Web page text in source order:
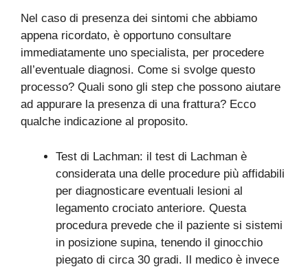
Nel caso di presenza dei sintomi che abbiamo
appena ricordato, è opportuno consultare
immediatamente uno specialista, per procedere
all’eventuale diagnosi. Come si svolge questo
processo? Quali sono gli step che possono aiutare
ad appurare la presenza di una frattura? Ecco
qualche indicazione al proposito.
Test di Lachman: il test di Lachman è
considerata una delle procedure più affidabili
per diagnosticare eventuali lesioni al
legamento crociato anteriore. Questa
procedura prevede che il paziente si sistemi
in posizione supina, tenendo il ginocchio
piegato di circa 30 gradi. Il medico è invece